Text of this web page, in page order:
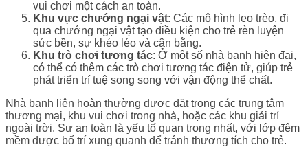
vui chơi một cách an toàn.
Khu vực chướng ngại vật: Các mô hình leo trèo, đi
qua chướng ngại vật tạo điều kiện cho trẻ rèn luyện
sức bền, sự khéo léo và cân bằng.
Khu trò chơi tương tác: Ở một số nhà banh hiện đại,
có thể có thêm các trò chơi tương tác điện tử, giúp trẻ
phát triển trí tuệ song song với vận động thể chất.
Nhà banh liên hoàn thường được đặt trong các trung tâm
thương mại, khu vui chơi trong nhà, hoặc các khu giải trí
ngoài trời. Sự an toàn là yếu tố quan trọng nhất, với lớp đệm
mềm được bố trí xung quanh để tránh thương tích cho trẻ.